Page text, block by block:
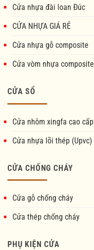
Cửa nhựa đài loan Đúc
CỬA NHỰA GIÁ RẺ
Cửa nhựa gỗ composite
Cửa vòm nhựa composite
CỬA SỔ
Cửa nhôm xingfa cao cấp
Cửa nhựa lõi thép (Upvc)
CỬA CHỐNG CHÁY
Cửa gỗ chống cháy
Cửa thép chống cháy
PHỤ KIỆN CỬA